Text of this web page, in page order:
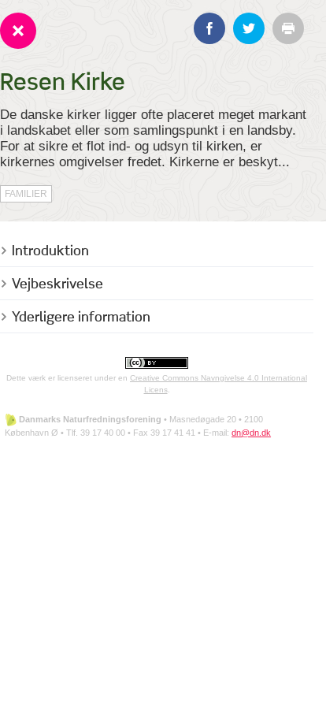
Resen Kirke
De danske kirker ligger ofte placeret meget markant
i landskabet eller som samlingspunkt i en landsby.
For at sikre et flot ind- og udsyn til kirken, er
kirkernes omgivelser fredet. Kirkerne er beskyt...
FAMILIER
Introduktion
Vejbeskrivelse
Yderligere information
Dette værk er licenseret under enCreative Commons Navngivelse 4.0 International
Licens.
Danmarks Naturfredningsforening • Masnedøgade 20 • 2100
København Ø • Tlf. 39 17 40 00 • Fax 39 17 41 41 • E-mail:dn@dn.dk